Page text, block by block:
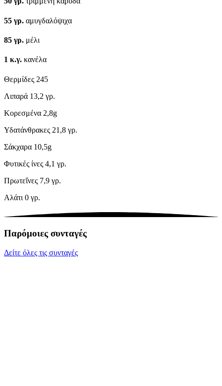
55 γρ. αμυγδαλόψιχα
85 γρ. μέλι
1 κ.γ. κανέλα
Θερμίδες 245
Λιπαρά 13,2 γρ.
Κορεσμένα 2,8g
Υδατάνθρακες 21,8 γρ.
Σάκχαρα 10,5g
Φυτικές ίνες 4,1 γρ.
Πρωτεΐνες 7,9 γρ.
Αλάτι 0 γρ.
Παρόμοιες συνταγές
Δείτε όλες τις συνταγές